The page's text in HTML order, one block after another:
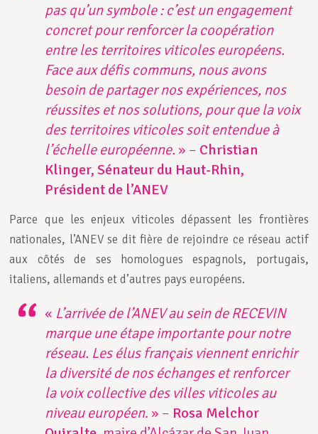
pas qu’un symbole : c’est un engagement
concret pour renforcer la coopération
entre les territoires viticoles européens.
Face aux défis communs, nous avons
besoin de partager nos expériences, nos
réussites et nos solutions, pour que la voix
des territoires viticoles soit entendue à
l’échelle européenne. » – Christian
Klinger, Sénateur du Haut-Rhin,
Président de l’ANEV
Parce que les enjeux viticoles dépassent les frontières
nationales, l’ANEV se dit fière de rejoindre ce réseau actif
aux côtés de ses homologues espagnols, portugais,
italiens, allemands et d’autres pays européens.
« L’arrivée de l’ANEV au sein de RECEVIN
marque une étape importante pour notre
réseau. Les élus français viennent enrichir
la diversité de nos échanges et renforcer
la voix collective des villes viticoles au
niveau européen. » – Rosa Melchor